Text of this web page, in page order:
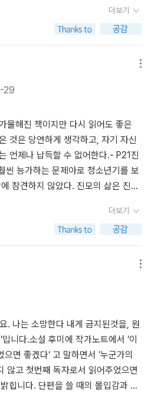
고 적당한 남편감을 골라서 결혼할
숙함, 어리석음)를 보여준다. 모순의
진은 그토록 동경했던 이모로부터
도 실제로는 행복하지 않았다'는 내
따르는 선택을 한다. (김장우에게 끌
, 자신을 아끼는 사람의 만류를 뿌리
수 있을까. 오독일지도 모르지만, 미
합리화하는 주인공을 작가가 돌려
에 들었다. 작가의 다른 책도 읽고 싶
인) 1998년도의 풍경이 많이 반영
데이트 약속을 정했던 연인들, 블루
로 차 안에서 음악을 들었던 사람들,
매를 해야 했던 사람들, 이 해에 크게
>, 조용필의 <바람의 노래> 등을 기
것이다.
내 생각과 감정들을 담아내는 일이
기 시작했다. 그때 처음 느꼈다. 읽
번에 읽은 <모순>이라는 책은 워낙
쏟아지는 후기들을 멀리하고 시대적
들과 그 안에서 나오는 감정들도 최
려갔다. 이 책의 주인공 ‘안진진’은
로서 결코 녹록지 않은 삶을 살아간
조금 안심이 되었다. 서로 다른 빛깔
는 남자 나영규와 김장우의 존재 때
에 청혼할지도 모를 두 명의 남자가
왔다. (냉소적인 삶을 살아온 그녀가
각이 은연중에 자리 잡고 있었나 보
자 끝까지 달려가고 싶게 만드는 몽
김장우.그리고 엄마의 일란성 쌍둥
자 자신이 원하는 삶에 가족들을 맞
자로 잰 듯이 설계하는 겉보기에는
을 알아서 준비하는 손댈 것 하나 없
인 나영규.(안진진의 시선으로 들어가
둘을 묶어 봤지만 사실 내 시선으로
다)그런데 참 이상하게도 두 남자 간
기보다는 어느 정도 이해가 되었다.
전력투구해야 하는 인생 최대의 중
극명하게 갈라놓게 하는 행위라 여
통해, 그리고 그녀의 어머니와 대비
더보기
29
물해진 책이지만 다시 읽어도 좋은
것은 당연하게 생각하고, 자기 자신
언제나 납득할 수 없어한다.- P21진
씬 능가하는 문제아로 청소년기를 보
참견하지 않았다. 진모의 삶은 진모
. 마찬가지로 아버지의 삶은 아버지
의것이었다. 나는 한 번도 어머니
았다. 그것은 아무리 어머니라 해
누군가 내게 그런 실례의 발언을 하
는 그런 사람과는 두 번 다시 얼굴
자존심이 용서를 허락하지 않았
낯선 길에서 헤매면 안 돼. 그러
어둠이 내리기 시작하면 말로 설명
. 가슴만 아픈 게 아냐. 왜 그렇게 눈
한 낮이 가고 어둔 밤이 오는 그 중
냄새를 혹시 맡아본 적 있니? 낮도
푸른 어둠에 물들고, 쌉싸름한집 냄
더보기
. 나는 소망한다 내게 금지된것을, 원
니다.소설 후미에 작가노트에서 ‘이
면 좋겠다‘ 고 말하면서 ‘누군가의
않고 첫번째 독자로서 읽어주었으면
힙니다. 단편을 쓸 때의 몰입감과 집